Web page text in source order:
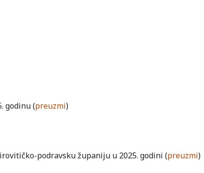
godinu (preuzmi)
podravsku županiju u 2025. godini (preuzmi)